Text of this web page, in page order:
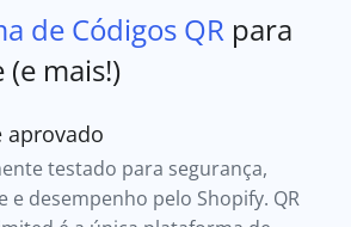
de Códigos QR para
(e mais!)
aprovado
testado para segurança,
e desempenho pelo Shopify. QR